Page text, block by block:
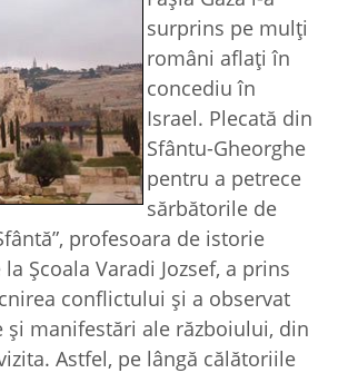
surprins pe mulţi
români aflaţi în
concediu în
Israel. Plecată din
Sfântu-Gheorghe
pentru a petrece
sărbătorile de
profesoara de istorie
Şcoala Varadi Jozsef, a prins
conflictului şi a observat
şi manifestări ale războiului, din
Astfel, pe lângă călătoriile